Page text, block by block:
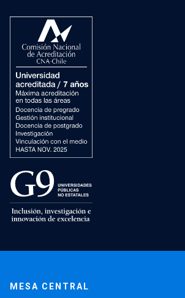
MESA CENTRAL